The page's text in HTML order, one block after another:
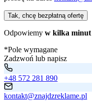
Tak, chcę bezpłatną ofertę
Odpowiemy w kilka minut
*Pole wymagane
Zadzwoń lub napisz
+48 572 281 890
kontakt@znajdzreklame.pl